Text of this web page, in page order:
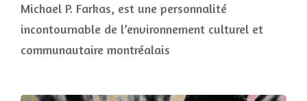
Michael P. Farkas, est une personnalité
incontournable de l’environnement culturel et
communautaire montréalais